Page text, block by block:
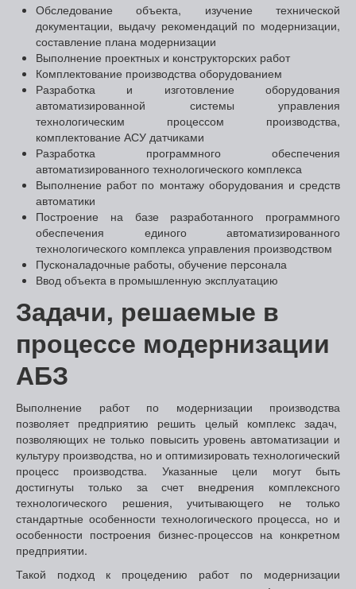
Обследование объекта, изучение технической
документации, выдачу рекомендаций по модернизации,
составление плана модернизации
Выполнение проектных и конструкторских работ
Комплектование производства оборудованием
Разработка и изготовление оборудования
автоматизированной системы управления
технологическим процессом производства,
комплектование АСУ датчиками
Разработка программного обеспечения
автоматизированного технологического комплекса
Выполнение работ по монтажу оборудования и средств
автоматики
Построение на базе разработанного программного
обеспечения единого автоматизированного
технологического комплекса управления производством
Пусконаладочные работы, обучение персонала
Ввод объекта в промышленную эксплуатацию
Задачи, решаемые в
процессе модернизации
АБЗ
Выполнение работ по модернизации производства
позволяет предприятию решить целый комплекс задач,
позволяющих не только повысить уровень автоматизации и
культуру производства, но и оптимизировать технологический
процесс производства. Указанные цели могут быть
достигнуты только за счет внедрения комплексного
технологического решения, учитывающего не только
стандартные особенности технологического процесса, но и
особенности построения бизнес-процессов на конкретном
предприятии.
Такой подход к процедению работ по модернизации